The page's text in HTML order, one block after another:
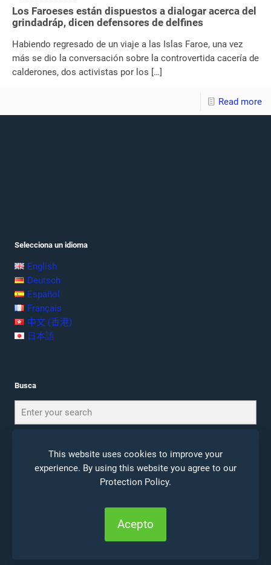
Los Faroeses están dispuestos a dialogar acerca del
grindadráp, dicen defensores de delfines
Habiendo regresado de un viaje a las Islas Faroe, una vez
más se dio la conversación sobre la controvertida cacería de
calderones, dos activistas por los […]
Read more
Selecciona un idioma
English
Deutsch
Español
Français
中文 (香港)
日本語
Busca
Privacidad
This website uses cookies to improve your
experience. By using this website you agree to our
Protection Policy.
Acepto